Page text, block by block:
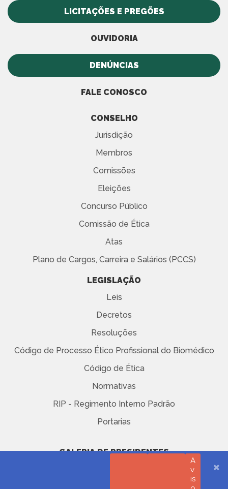
LICITAÇÕES E PREGÕES
OUVIDORIA
DENÚNCIAS
FALE CONOSCO
CONSELHO
Jurisdição
Membros
Comissões
Eleições
Concurso Público
Comissão de Ética
Atas
Plano de Cargos, Carreira e Salários (PCCS)
LEGISLAÇÃO
Leis
Decretos
Resoluções
Código de Processo Ético Profissional do Biomédico
Código de Ética
Normativas
RIP - Regimento Interno Padrão
Portarias
GALERIA DE PRESIDENTES
A
v
is